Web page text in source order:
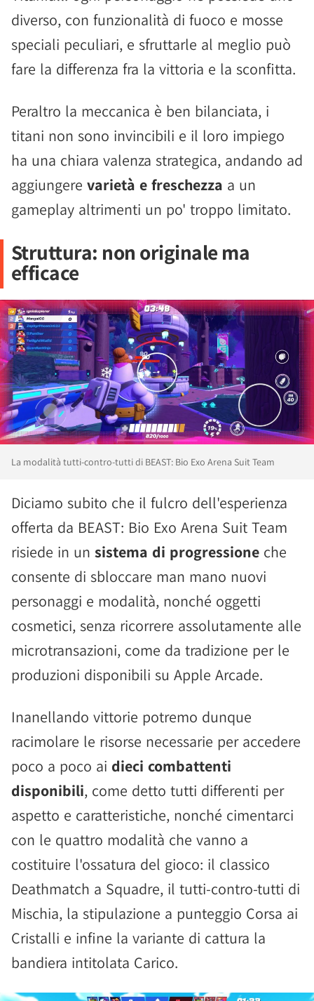
diverso, con funzionalità di fuoco e mosse
speciali peculiari, e sfruttarle al meglio può
fare la differenza fra la vittoria e la sconfitta.
Peraltro la meccanica è ben bilanciata, i
titani non sono invincibili e il loro impiego
ha una chiara valenza strategica, andando ad
aggiungere varietà e freschezza a un
gameplay altrimenti un po' troppo limitato.
Struttura: non originale ma
efficace
La modalità tutti-contro-tutti di BEAST: Bio Exo Arena Suit Team
Diciamo subito che il fulcro dell'esperienza
offerta da BEAST: Bio Exo Arena Suit Team
risiede in un sistema di progressione che
consente di sbloccare man mano nuovi
personaggi e modalità, nonché oggetti
cosmetici, senza ricorrere assolutamente alle
microtransazioni, come da tradizione per le
produzioni disponibili su Apple Arcade.
Inanellando vittorie potremo dunque
racimolare le risorse necessarie per accedere
poco a poco ai dieci combattenti
disponibili, come detto tutti differenti per
aspetto e caratteristiche, nonché cimentarci
con le quattro modalità che vanno a
costituire l'ossatura del gioco: il classico
Deathmatch a Squadre, il tutti-contro-tutti di
Mischia, la stipulazione a punteggio Corsa ai
Cristalli e infine la variante di cattura la
bandiera intitolata Carico.